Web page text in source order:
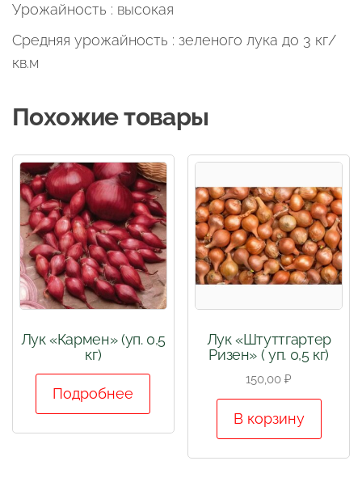
Урожайность : высокая
Средняя урожайность : зеленого лука до 3 кг/
кв.м
Похожие товары
Лук «Кармен» (уп. 0,5
кг)
Подробнее
Лук «Штуттгартер
Ризен» ( уп. 0,5 кг)
150,00₽
В корзину